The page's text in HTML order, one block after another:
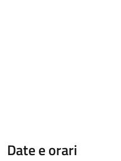
Date e orari